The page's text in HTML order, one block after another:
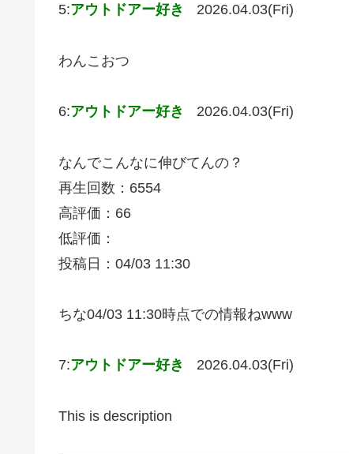
5:アウトドアー好き 2026.04.03(Fri)
わんこおつ
6:アウトドアー好き 2026.04.03(Fri)
なんでこんなに伸びてんの？
再生回数：6554
高評価：66
低評価：
投稿日：04/03 11:30
ちな04/03 11:30時点での情報ねwww
7:アウトドアー好き 2026.04.03(Fri)
This is description